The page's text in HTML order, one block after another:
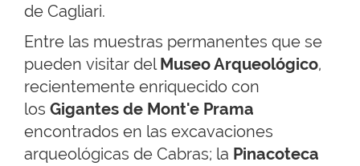
de Cagliari.
Entre las muestras permanentes que se
pueden visitar del Museo Arqueológico,
recientemente enriquecido con
los Gigantes de Mont'e Prama
encontrados en las excavaciones
arqueológicas de Cabras; la Pinacoteca